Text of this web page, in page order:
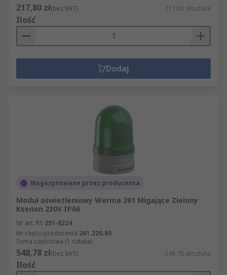
217,80 zł(bez VAT) 217,80 zł/sztuka
Ilość
Dodaj
Magazynowane przez producenta
Moduł oświetleniowy Werma 261 Migające Zielony
Ksenon 230V IP66
Nr art. RS 251-8224
Nr części producenta 261.220.60
Suma częściowa (1 sztuka)
548,78 zł(bez VAT) 548,78 zł/sztuka
Ilość